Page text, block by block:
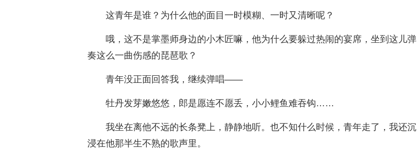
这青年是谁？为什么他的面目一时模糊、一时又清晰呢？
哦，这不是掌墨师身边的小木匠嘛，他为什么要躲过热闹的宴席，坐到这儿弹
奏这么一曲伤感的琵琶歌？
青年没正面回答我，继续弹唱——
牡丹发芽嫩悠悠，郎是愿连不愿丢，小小鲤鱼难吞钩……
我坐在离他不远的长条凳上，静静地听。也不知什么时候，青年走了，我还沉
浸在他那半生不熟的歌声里。